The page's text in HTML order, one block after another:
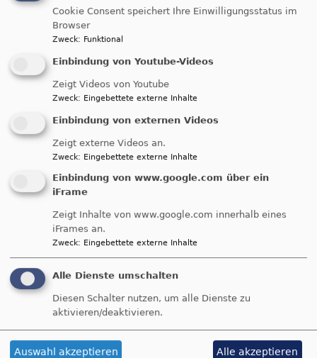
Bildrechte Ökumenische FriedensDekade e.V.
„friedensklima“, so lautet das Motto der 40.
Ökumenischen FriedensDekade, die in diesem
Jahr vom 10. bis 20. November 2019 bundesweit
durchgeführt wird.
In Bayern ist in diesem Jahr Fürth
dem eine ganze Reihe von Veranstaltungen zum
Thema angeboten wird. Das Programm finden
hier.
Cookie Consent speichert Ihre Einwilligungsstatus im
Browser
Zweck: Funktional
Einbindung von Youtube-Videos
Zeigt Videos von Youtube
Zweck: Eingebettete externe Inhalte
Einbindung von externen Videos
Zeigt externe Videos an.
Zweck: Eingebettete externe Inhalte
Einbindung von www.google.com über ein
iFrame
Zeigt Inhalte von www.google.com innerhalb eines
iFrames an.
Zweck: Eingebettete externe Inhalte
Alle Dienste umschalten
Diesen Schalter nutzen, um alle Dienste zu
aktivieren/deaktivieren.
Auswahl akzeptieren Alle akzeptieren